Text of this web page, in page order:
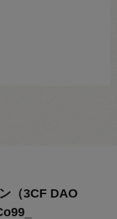
（3CF DAO